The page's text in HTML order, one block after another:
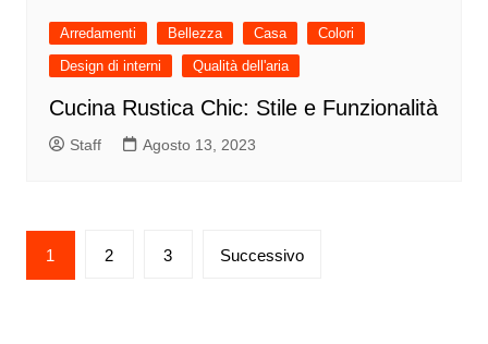
Arredamenti Bellezza Casa
Colori
Design di interni
Qualità dell'aria
Cucina Rustica Chic: Stile e Funzionalità
Staff Agosto 13, 2023
Paginazione
degli
1 2 3 Successivo